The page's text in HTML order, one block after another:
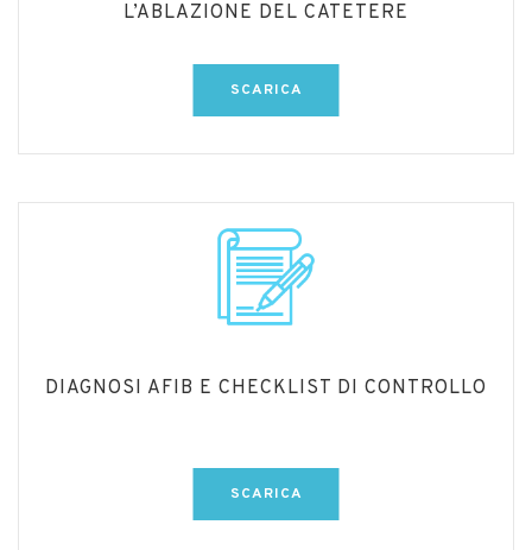
L’ABLAZIONE DEL CATETERE
SCARICA
DIAGNOSI AFIB E CHECKLIST DI CONTROLLO
SCARICA